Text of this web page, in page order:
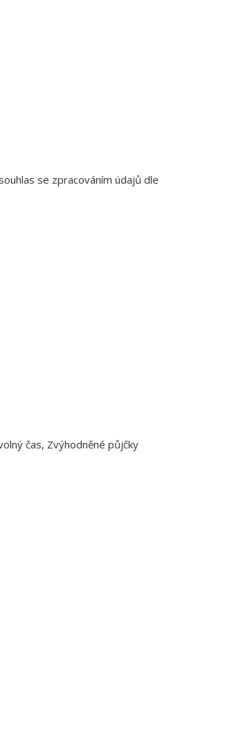
se zpracováním údajů dle
čas, Zvýhodněné půjčky